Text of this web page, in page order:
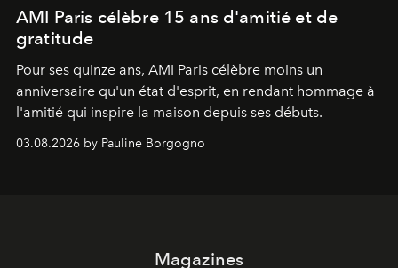
AMI Paris célèbre 15 ans d'amitié et de
gratitude
Pour ses quinze ans, AMI Paris célèbre moins un
anniversaire qu'un état d'esprit, en rendant hommage à
l'amitié qui inspire la maison depuis ses débuts.
03.08.2026 by Pauline Borgogno
Magazines